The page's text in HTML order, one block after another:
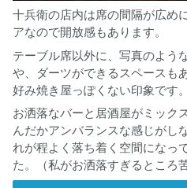
十兵衛の店内は席の間隔が広め
アなので開放感もあります。
テーブル席以外に、写真のよう
や、ダーツができるスペースも
好み焼き屋っぽくない印象です。
お洒落なバーと居酒屋がミック
んだかアンバランスな感じがし
れが程よく落ち着く空間になっ
た。（私がお洒落すぎるところ